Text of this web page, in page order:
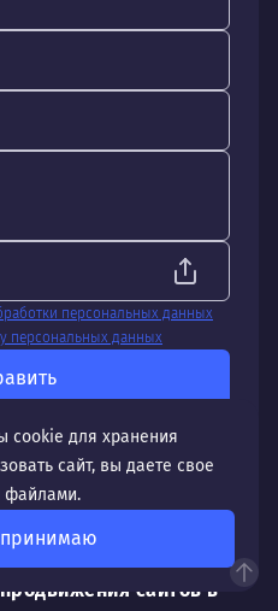
персональных данных
персональных данных
сайтов в
cookie для хранения
сайт, вы даете свое
файлами.